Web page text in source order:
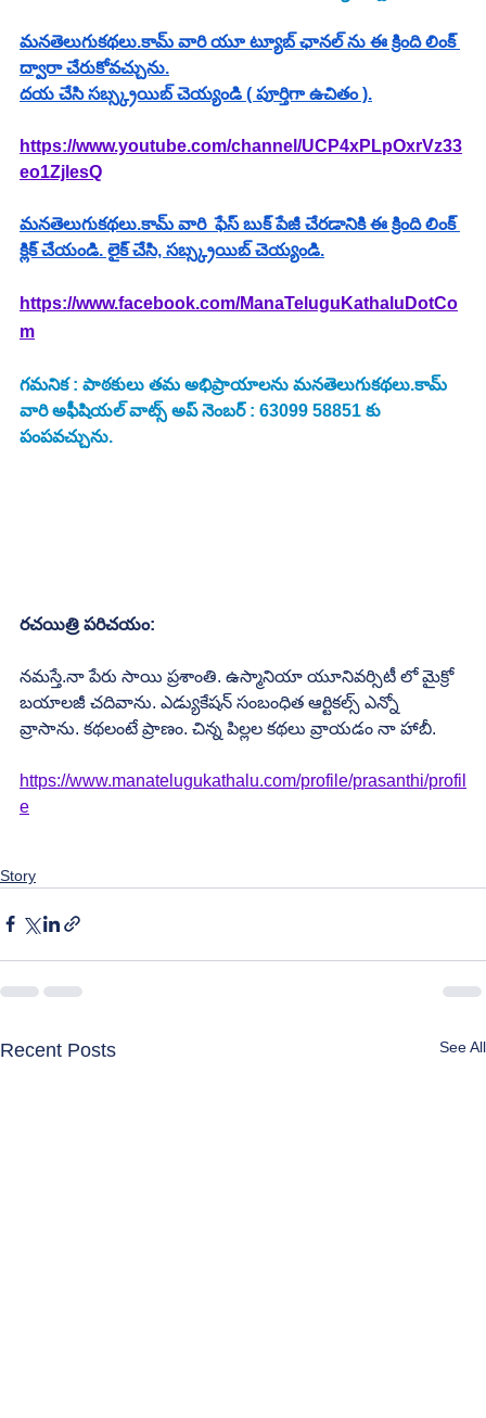
మనతెలుగుకథలు.కామ్ వారి యూ ట్యూబ్ ఛానల్ ను ఈ క్రింది లింక్
ద్వారా చేరుకోవచ్చును.
దయ చేసి సబ్స్క్రయిబ్ చెయ్యండి ( పూర్తిగా ఉచితం ).
https://www.youtube.com/channel/UCP4xPLpOxrVz33
eo1ZjlesQ
మనతెలుగుకథలు.కామ్ వారి  ఫేస్ బుక్ పేజీ చేరడానికి ఈ క్రింది లింక్
క్లిక్ చేయండి. లైక్ చేసి, సబ్స్క్రయిబ్ చెయ్యండి.
https://www.facebook.com/ManaTeluguKathaluDotCo
m
గమనిక : పాఠకులు తమ అభిప్రాయాలను మనతెలుగుకథలు.కామ్
వారి అఫీషియల్ వాట్స్ అప్ నెంబర్ : 63099 58851 కు
పంపవచ్చును.
రచయిత్రి పరిచయం:
నమస్తే.నా పేరు సాయి ప్రశాంతి. ఉస్మానియా యూనివర్సిటీ లో మైక్రో
బయాలజీ చదివాను. ఎడ్యుకేషన్ సంబంధిత ఆర్టికల్స్ ఎన్నో
వ్రాసాను. కథలంటే ప్రాణం. చిన్న పిల్లల కథలు వ్రాయడం నా హాబీ.
https://www.manatelugukathalu.com/profile/prasanthi/profil
e
Story
Recent Posts See All